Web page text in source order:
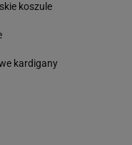
koszule
kardigany